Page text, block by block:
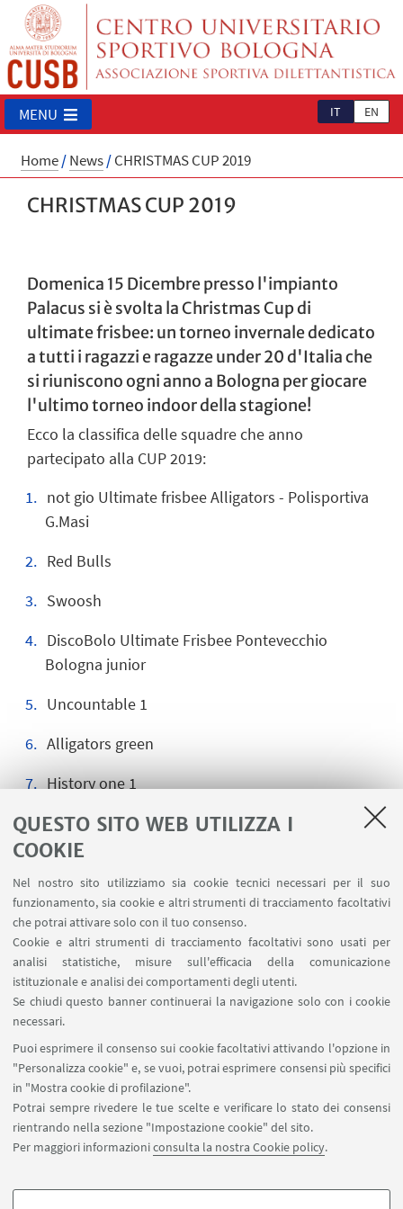
QUESTO SITO WEB UTILIZZA I
COOKIE
Nel nostro sito utilizziamo sia cookie tecnici necessari per il suo
funzionamento, sia cookie e altri strumenti di tracciamento facoltativi
che potrai attivare solo con il tuo consenso.
Cookie e altri strumenti di tracciamento facoltativi sono usati per
analisi statistiche, misure sull'efficacia della comunicazione
istituzionale e analisi dei comportamenti degli utenti.
Se chiudi questo banner continuerai la navigazione solo con i cookie
necessari.
Puoi esprimere il consenso sui cookie facoltativi attivando l'opzione in
"Personalizza cookie" e, se vuoi, potrai esprimere consensi più specifici
in "Mostra cookie di profilazione".
Potrai sempre rivedere le tue scelte e verificare lo stato dei consensi
rientrando nella sezione "Impostazione cookie" del sito.
Per maggiori informazioniconsulta la nostra Cookie policy.
IT EN
MENU
Home/News/CHRISTMAS CUP 2019
CHRISTMAS CUP 2019
Domenica 15 Dicembre presso l'impianto
Palacus si è svolta la Christmas Cup di
ultimate frisbee: un torneo invernale dedicato
a tutti i ragazzi e ragazze under 20 d'Italia che
si riuniscono ogni anno a Bologna per giocare
l'ultimo torneo indoor della stagione!
Ecco la classifica delle squadre che anno
partecipato alla CUP 2019:
not gio Ultimate frisbee Alligators - Polisportiva
G.Masi
Red Bulls
Swoosh
DiscoBolo Ultimate Frisbee Pontevecchio
Bologna junior
Uncountable 1
Alligators green
History one 1
History one 2
History one 3
Glitch
Bassotti
Uncountable 2
Alligators orange
Uncountable 3